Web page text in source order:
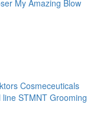
My Amazing Blow
Cosmeceuticals
line STMNT Grooming